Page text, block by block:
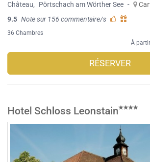
Château, Pörtschach am Wörther See -
9.5 Note sur 156 commentaire/s
36 Chambres
À
RÉSERVER
Hotel Schloss Leonstain